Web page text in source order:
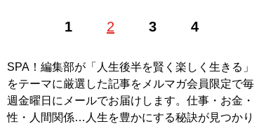
1 2 3 4
NHK「大！天才てれびくん」の主題歌を担当し、サエキ
朝日「世界の名画」をはじめ、放送作家としても活動
し、Webサイト「世界の美術館」での美術コラムやニュ
ースサイト「TABLO」での珍スポット連載を執筆。その
ほか、旅行会社などで仏像解説も。
SPA！編集部が「人生後半を賢く楽しく生きる」
をテーマに厳選した記事をメルマガ会員限定で毎
週金曜日にメールでお届けします。仕事・お金・
性・人間関係…人生を豊かにする秘訣が見つかり